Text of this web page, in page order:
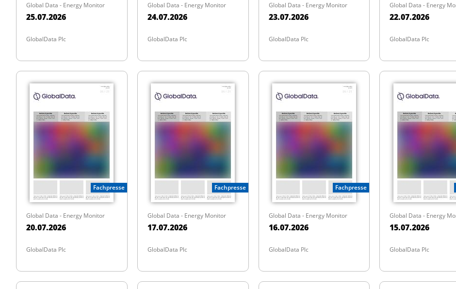
Global Data - Energy Monitor
25.07.2026
GlobalData Plc
Global Data - Energy Monitor
24.07.2026
GlobalData Plc
Global Data - Energy Monitor
23.07.2026
GlobalData Plc
Global Data - Energy
22.07.2026
GlobalData Plc
Fachpresse
Global Data - Energy Monitor
20.07.2026
GlobalData Plc
Fachpresse
Global Data - Energy Monitor
17.07.2026
GlobalData Plc
Fachpresse
Global Data - Energy Monitor
16.07.2026
GlobalData Plc
Global Data - Energy
15.07.2026
GlobalData Plc